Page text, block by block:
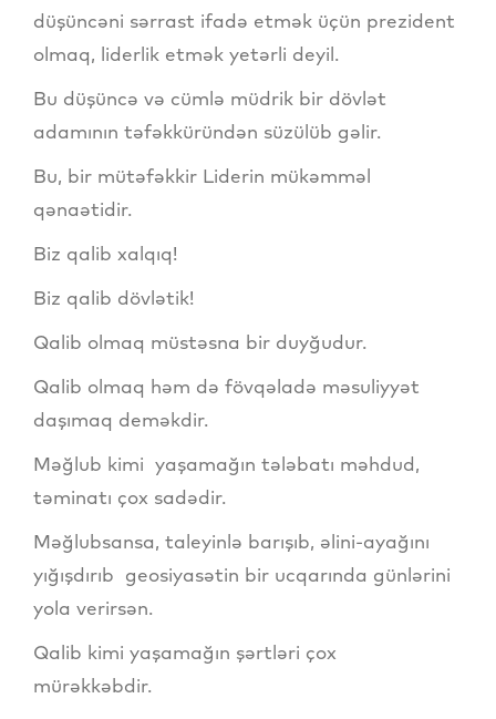
düşüncəni sərrast ifadə etmək üçün prezident
olmaq, liderlik etmək yetərli deyil.
Bu düşüncə və cümlə müdrik bir dövlət
adamının təfəkküründən süzülüb gəlir.
Bu, bir mütəfəkkir Liderin mükəmməl
qənaətidir.
Biz qalib xalqıq!
Biz qalib dövlətik!
Qalib olmaq müstəsna bir duyğudur.
Qalib olmaq həm də fövqəladə məsuliyyət
daşımaq deməkdir.
Məğlub kimi yaşamağın tələbatı məhdud,
təminatı çox sadədir.
Məğlubsansa, taleyinlə barışıb, əlini-ayağını
yığışdırıb geosiyasətin bir ucqarında günlərini
yola verirsən.
Qalib kimi yaşamağın şərtləri çox
mürəkkəbdir.